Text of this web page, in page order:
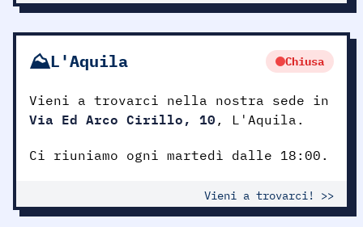
⛰️L'Aquila Chiusa
Vieni a trovarci nella nostra sede in
Via Ed Arco Cirillo, 10 , L'Aquila.
Ci riuniamo ogni martedì dalle 18:00.
Vieni a trovarci! >>